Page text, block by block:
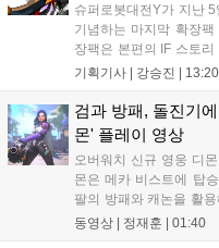
슈퍼로봇대전Y가 지난
기념하는 마지막 확장팩
장팩은 본편의 IF 스토
규 참전작과 크로스오버
하는 몰입감 있는 서사
새로운 가능성을 제시했다
기획기사 | 강승진 | 13:20
검과 방패, 돌진기
몬' 플레이 영상
오버워치 신규 영웅 디
몬은 메카 비스트에 탑
팔의 방패와 캐논을 활
참격 형태의 궁극기를
동영상 | 정재훈 | 01:40